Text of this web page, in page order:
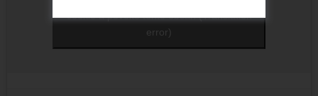
cookie a povolte tento obsah (Translation
error)